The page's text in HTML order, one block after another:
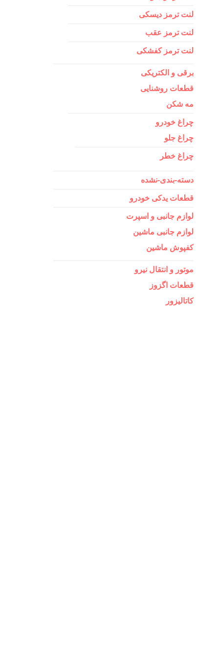
لنت ترمز دیسکی
لنت ترمز عقب
لنت ترمز کفشکی
برقی و الکتریکی
قطعات روشنایی
مه شکن
چراغ خودرو
چراغ جلو
چراغ خطر
دسته-بندی-نشده
قطعات یدکی خودرو
لوازم جانبی و اسپرت
لوازم جانبی ماشین
کفپوش ماشین
موتور و انتقال نیرو
قطعات اگزوز
کاتالیزور